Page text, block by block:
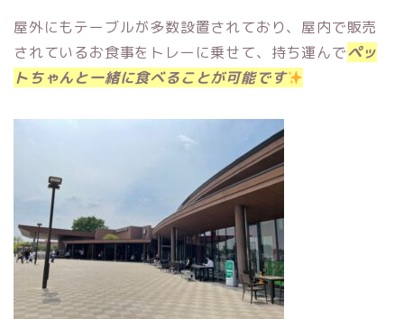
屋外にもテーブルが多数設置されており、屋内で販売
されているお食事をトレーに乗せて、持ち運んでペッ
トちゃんと一緒に食べることが可能です